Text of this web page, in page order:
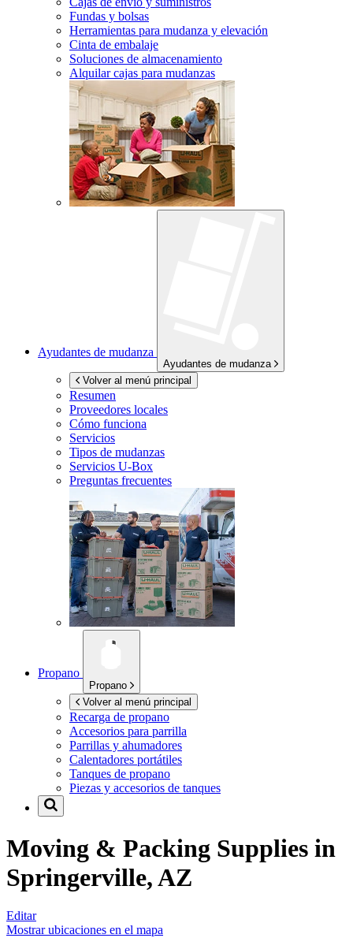
Fundas y bolsas
Herramientas para mudanza y elevación
Cinta de embalaje
Soluciones de almacenamiento
Alquilar cajas para mudanzas
Ayudantes de mudanza
Ayudantes de mudanza
Volver al menú principal
Resumen
Proveedores locales
Cómo funciona
Servicios
Tipos de mudanzas
Servicios U-Box
Preguntas frecuentes
Propano
Propano
Volver al menú principal
Recarga de propano
Accesorios para parrilla
Parrillas y ahumadores
Calentadores portátiles
Tanques de propano
Piezas y accesorios de tanques
Moving & Packing Supplies in
Springerville, AZ
Editar
Mostrar ubicaciones en el mapa